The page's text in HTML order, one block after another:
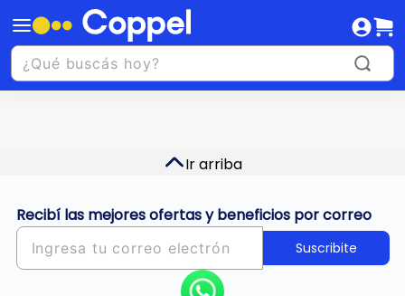
Ir arriba
Recibí las mejores ofertas y beneficios por correo
Suscribite